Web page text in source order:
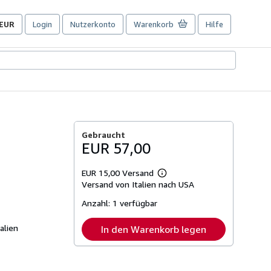
EUR
Login Nutzerkonto Warenkorb Hilfe
Gebraucht
EUR 57,00
EUR 15,00 Versand
Weitere
Informationen
Versand von Italien nach USA
Anzahl: 1 verfügbar
In den Warenkorb legen